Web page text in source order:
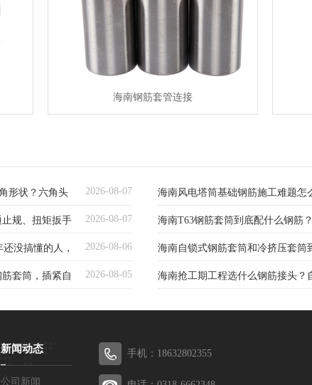
海南钢筋套管连接
2026-08-07
形状？六角头 海南风电塔筒基础钢筋施工难题怎
连接方案深度解析
2026-08-07
规、扭矩扳手 海南T63钢筋套筒到底配什么钢筋
钢筋
2026-08-06
没搞懂的人， 海南自锁式钢筋套筒和冷挤压套筒
免套丝方案怎么选？
2026-08-05
套筒，插紧自 海南抢工期工程选什么钢筋接头？
新闻动态
公司新闻
手机：18632802355